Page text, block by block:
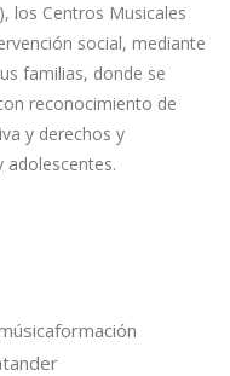
los Centros Musicales
social, mediante
familias, donde se
reconocimiento de
y derechos y
adolescentes.
formación